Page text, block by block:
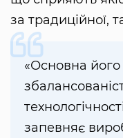
за традиційної,
«Основна
запевняє